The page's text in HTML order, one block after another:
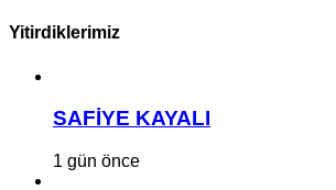
Yitirdiklerimiz
SAFİYE KAYALI
1 gün önce